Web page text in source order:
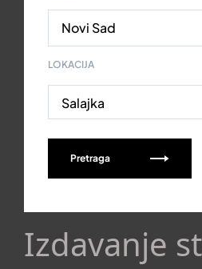
LOKACIJA
Salajka
Pretraga
Izdavanje